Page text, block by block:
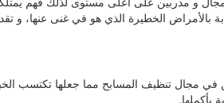
الخطيرة الذي هو في غنى عنها، و
مجال تنظيف المسابح مما جعلها تكتسب